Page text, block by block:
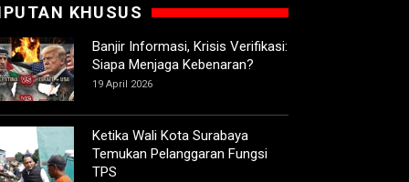
KHUSUS
Banjir Informasi, Krisis Verifikasi:
Siapa Menjaga Kebenaran?
19 April 2026
Ketika Wali Kota Surabaya
Temukan Pelanggaran Fungsi
TPS